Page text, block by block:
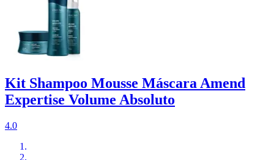
Kit Shampoo Mousse Máscara Amend
Expertise Volume Absoluto
4.0